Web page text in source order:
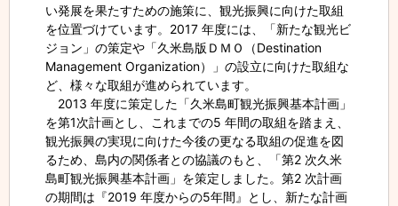
い発展を果たすための施策に、観光振興に向けた取組
を位置づけています。2017 年度には、「新たな観光ビ
ジョン」の策定や「久米島版ＤＭＯ（Destination
Management Organization）」の設立に向けた取組な
ど、様々な取組が進められています。
2013 年度に策定した「久米島町観光振興基本計画」
を第1次計画とし、これまでの5 年間の取組を踏まえ、
観光振興の実現に向けた今後の更なる取組の促進を図
るため、島内の関係者との協議のもと、「第2 次久米
島町観光振興基本計画」を策定しました。第2 次計画
の期間は『2019 年度からの5年間』とし、新たな計画